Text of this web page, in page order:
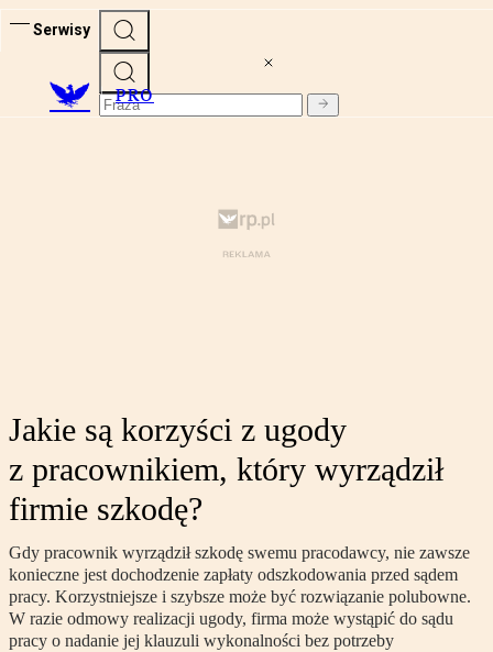
Serwisy
PRO
Jakie są korzyści z ugody
z pracownikiem, który wyrządził
firmie szkodę?
Gdy pracownik wyrządził szkodę swemu pracodawcy, nie zawsze
konieczne jest dochodzenie zapłaty odszkodowania przed sądem
pracy. Korzystniejsze i szybsze może być rozwiązanie polubowne.
W razie odmowy realizacji ugody, firma może wystąpić do sądu
pracy o nadanie jej klauzuli wykonalności bez potrzeby